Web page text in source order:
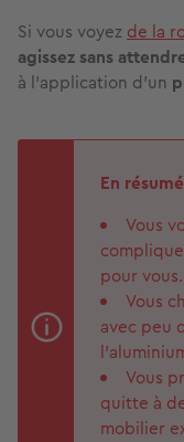
Si vous voyez de la
agissez sans
à l’application d’un
En
Vous
pour vous.
Vous
avec peu
Vous
quitte à
mobilier